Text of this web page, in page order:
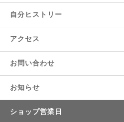
自分ヒストリー
アクセス
お問い合わせ
お知らせ
ショップ営業日